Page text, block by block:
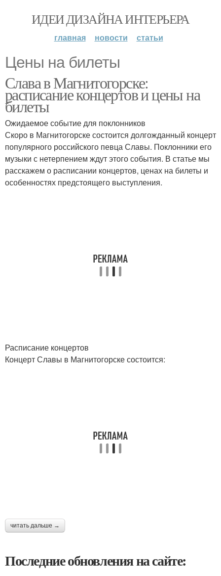
ИДЕИ ДИЗАЙНА ИНТЕРЬЕРА
главная новости статьи
Цены на билеты
Слава в Магнитогорске:
расписание концертов и цены на
билеты
Ожидаемое событие для поклонников
Скоро в Магнитогорске состоится долгожданный концерт
популярного российского певца Славы. Поклонники его
музыки с нетерпением ждут этого события. В статье мы
расскажем о расписании концертов, ценах на билеты и
особенностях предстоящего выступления.
Расписание концертов
Концерт Славы в Магнитогорске состоится:
читать дальше →
Последние обновления на сайте: